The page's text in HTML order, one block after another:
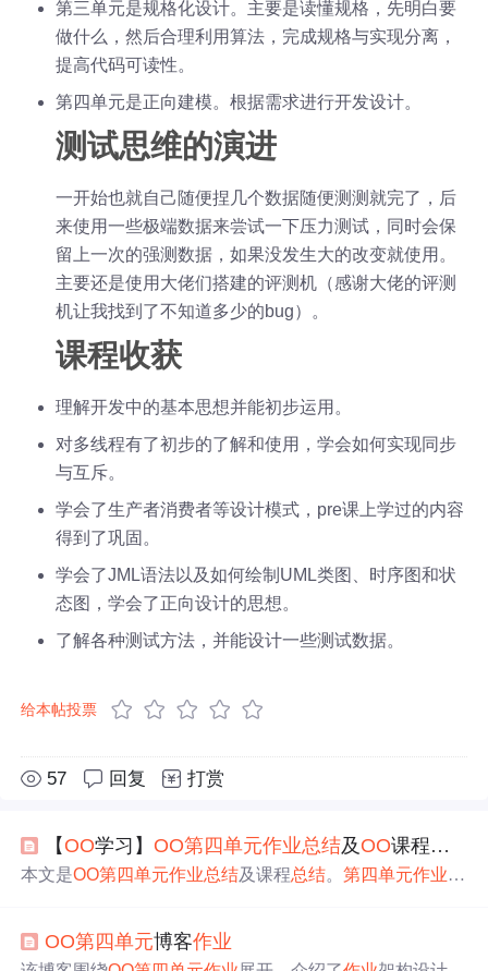
第三单元是规格化设计。主要是读懂规格，先明白要
做什么，然后合理利用算法，完成规格与实现分离，
提高代码可读性。
第四单元是正向建模。根据需求进行开发设计。
测试思维的演进
一开始也就自己随便捏几个数据随便测测就完了，后
来使用一些极端数据来尝试一下压力测试，同时会保
留上一次的强测数据，如果没发生大的改变就使用。
主要还是使用大佬们搭建的评测机（感谢大佬的评测
机让我找到了不知道多少的bug）。
课程收获
理解开发中的基本思想并能初步运用。
对多线程有了初步的了解和使用，学会如何实现同步
与互斥。
学会了生产者消费者等设计模式，pre课上学过的内容
得到了巩固。
学会了JML语法以及如何绘制UML类图、时序图和状
态图，学会了正向设计的思想。
了解各种测试方法，并能设计一些测试数据。
给本帖投票
57 回复 打赏
【 OO学习】 OO第四单元作业总结及 OO课程总结
本文是OO第四单元作业总结及课程总结。第四单元作业架
入。课程收获颇丰，让作者学会代码架构设计。最后对课
程提出多线程互测、指导书及答疑方面的建议。
OO第四单元博客作业